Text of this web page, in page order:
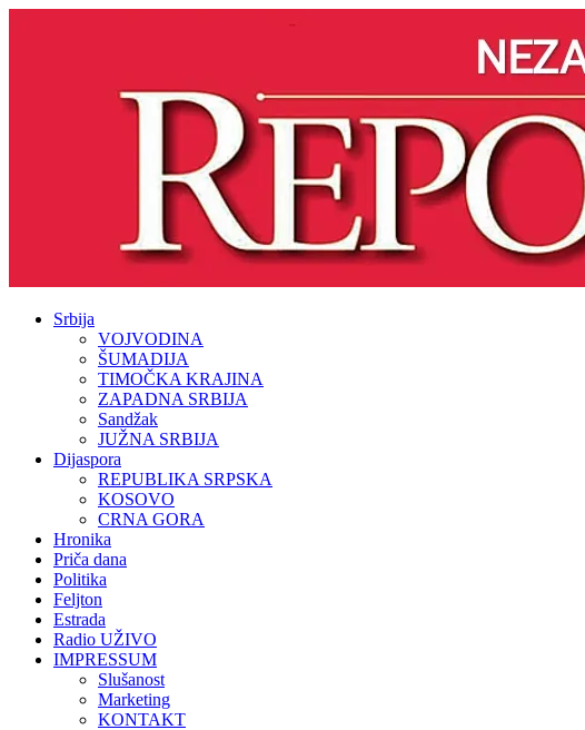
Srbija
VOJVODINA
ŠUMADIJA
TIMOČKA KRAJINA
ZAPADNA SRBIJA
Sandžak
JUŽNA SRBIJA
Dijaspora
REPUBLIKA SRPSKA
KOSOVO
CRNA GORA
Hronika
Priča dana
Politika
Feljton
Estrada
Radio UŽIVO
IMPRESSUM
Slušanost
Marketing
KONTAKT